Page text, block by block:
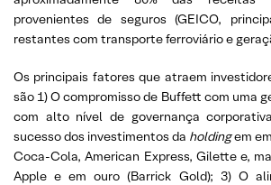
provenientes de seguros (GEICO,
restantes com transporte ferroviário e
Os principais fatores que atraem
são 1) O compromisso de Buffett com uma
com alto nível de governança
sucesso dos investimentos da holdingem
Coca-Cola, American Express, Gilette e,
Apple e em ouro (Barrick Gold); 3) O